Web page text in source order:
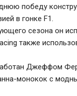
победу
в гонке F1.
сезона он
также
Джеффом
монокок с